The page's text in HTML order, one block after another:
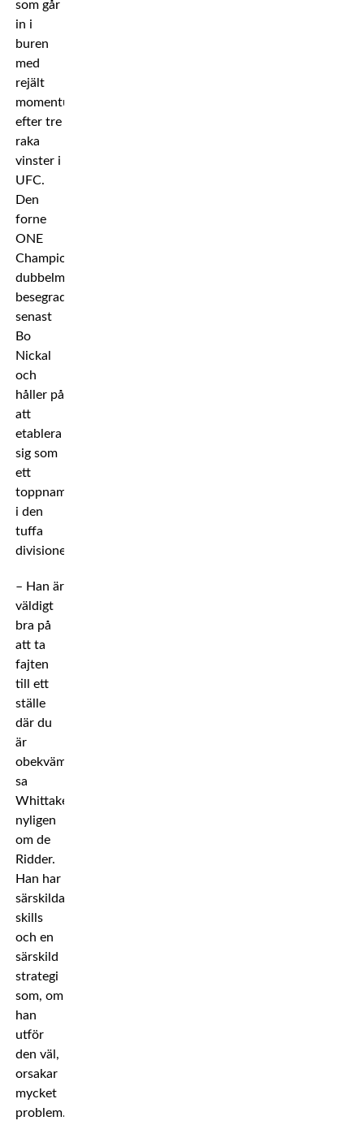
som går
in i
buren
med
rejält
momentum
efter tre
raka
vinster i
UFC.
Den
forne
ONE
Championship-
dubbelmästaren
besegrade
senast
Bo
Nickal
och
håller på
att
etablera
sig som
ett
toppnamn
i den
tuffa
divisionen.
– Han är
väldigt
bra på
att ta
fajten
till ett
ställe
där du
är
obekväm,
sa
Whittaker
nyligen
om de
Ridder.
Han har
särskilda
skills
och en
särskild
strategi
som, om
han
utför
den väl,
orsakar
mycket
problem.